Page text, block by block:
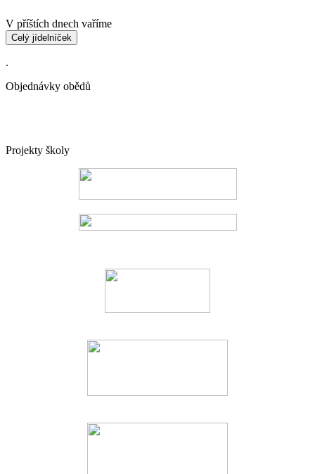
V příštích dnech vaříme
Celý jídelníček
.
Objednávky obědů
Projekty školy